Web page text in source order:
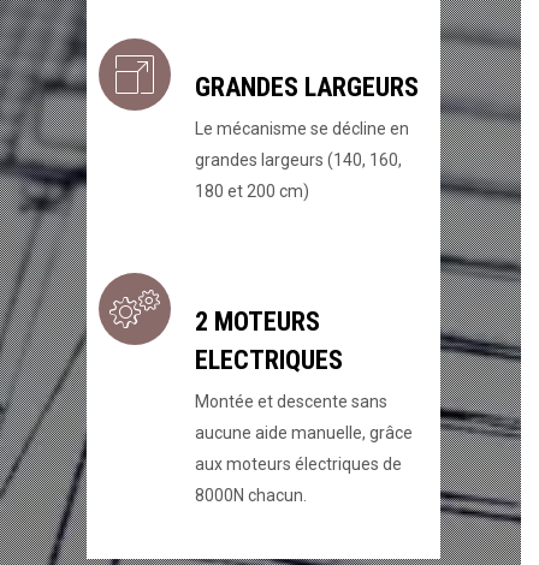
GRANDES LARGEURS
Le mécanisme se décline en
grandes largeurs (140, 160,
180 et 200 cm)
2 MOTEURS
ELECTRIQUES
Montée et descente sans
aucune aide manuelle, grâce
aux moteurs électriques de
8000N chacun.